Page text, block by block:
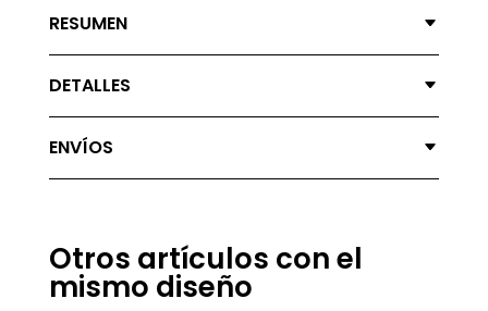
QUE
LEA
RESUMEN
DETALLES
ENVÍOS
Otros artículos con el
mismo diseño